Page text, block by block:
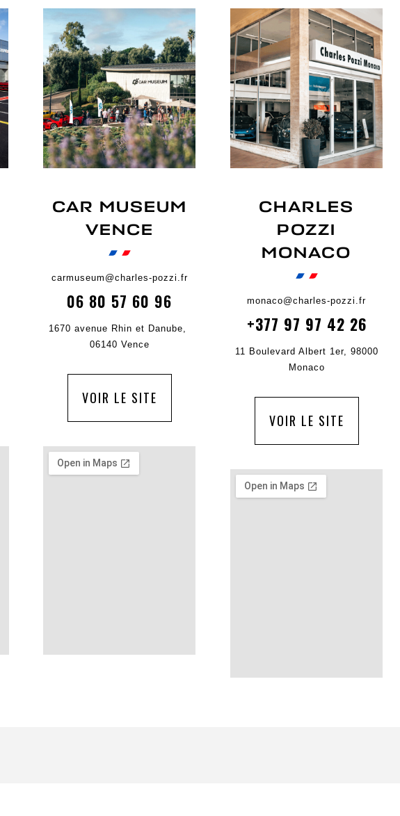
CAR MUSEUM
VENCE
carmuseum@charles-pozzi.fr
06 80 57 60 96
1670 avenue Rhin et Danube,
06140 Vence
VOIR LE SITE
CHARLES
POZZI
MONACO
monaco@charles-pozzi.fr
+377 97 97 42 26
11 Boulevard Albert 1er, 98000
Monaco
VOIR LE SITE